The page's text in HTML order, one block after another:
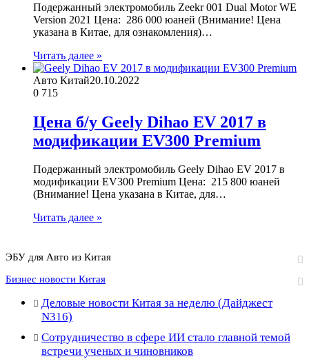
Подержанный электромобиль Zeekr 001 Dual Motor WE
Version 2021 Цена: 286 000 юаней (Внимание! Цена
указана в Китае, для ознакомления)…
Читать далее »
Авто Китай20.10.2022
0 715
Цена б/у Geely Dihao EV 2017 в
модификации EV300 Premium
Подержанный электромобиль Geely Dihao EV 2017 в
модификации EV300 Premium Цена: 215 800 юаней
(Внимание! Цена указана в Китае, для…
Читать далее »
ЭБУ для Авто из Китая
Бизнес новости Китая
Деловые новости Китая за неделю (Дайджест
N316)
Сотрудничество в сфере ИИ стало главной темой
встречи ученых и чиновников